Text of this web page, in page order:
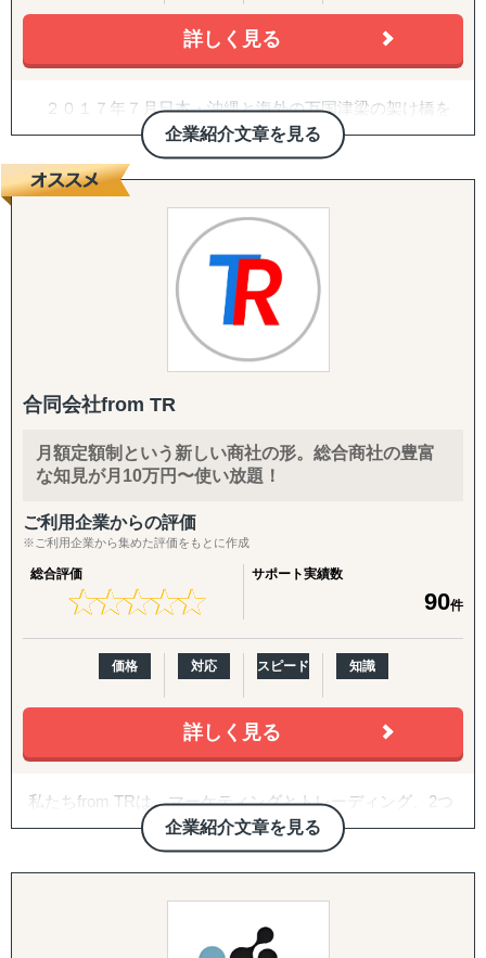
韓国
↳ アジア（中東ほか）：ドバイ・サウジアラビア・イン
ド・バングラデシュ・モンゴル
※サポート内容により、対応の可否や得意・不得意な分野
があります。
------------------------------------
◆以下はこれまで当社で実績が多く、特にニーズの高い支
『LocaBrain（ロカブレイン）｜海外進出 現地顧問サービ
↳ AIが出した"答えっぽいもの"を、現地のリアルで答え合
『INTERForce｜海外進出伴走サポート』
『LocaForce（ロカフォース）海外販路開拓 現地支援サー
ビス』
↳ 海外営業支援TEAMによる現地営業の即戦力化
『LocaResearch（ロカリサーチ）海外進出 市場調査サー
↳「どの国で売るか」から「誰に売るか」まで、意思決定
素材を収集する。
『セカイキョテン｜海外会社設立サポート』
までをワンストップで代行
『ビザスル｜海外ビザ取得サポート』
↳ 就労ビザ・長期滞在ビザなど、進出・移住に必要なビザ
取得を現地連携でサポート
------------------------------------
詳しく見る
企業紹介文章を見る
２０１７年７月日本・沖縄と海外の万国津梁の架け橋を
目指して、企業の海外展開支援を目的として沖縄・那覇で
設立。アジア・欧州を中心に沖縄県内・沖縄県外企業の海
外進出・国際展開のサポートを実施しています。２０２２
年７月には観光産業の伸びの著しい石垣市に八重山事務所
沖縄をハブに、台湾・中国・香港・ベトナム・タイ・マ
レーシア・シンガポール・インドネシア・オーストラリ
ア・ニュージーランド・イギリス・ドイツ・ブラジル各国
にパートナーエージェントを配置し、アメリカ合衆国・イ
ンドは提携先を設けていますので、現地でも情報収集、視
察等も直接支援可能、幅広く皆様の海外展開とインバウン
ド事業をサポートしております。
合同会社from TR
月額定額制という新しい商社の形。総合商社の豊富
な知見が月10万円〜使い放題！
ご利用企業からの評価
※ご利用企業から集めた評価をもとに作成
総合評価
★★★★★
★★★★★
サポート実績数
90件
価格 対応 スピード 知識
詳しく見る
企業紹介文章を見る
私たちfrom TRは、マーケティングとトレーディング、2つ
のノウハウを活用し、お客様のモノづくりと販路拡大をサ
ポートいたします。
お客様の強みである”つくる力”と、私たちの強みである”伝
える力”と”届ける力”を組み合わせることで、 モノづくり